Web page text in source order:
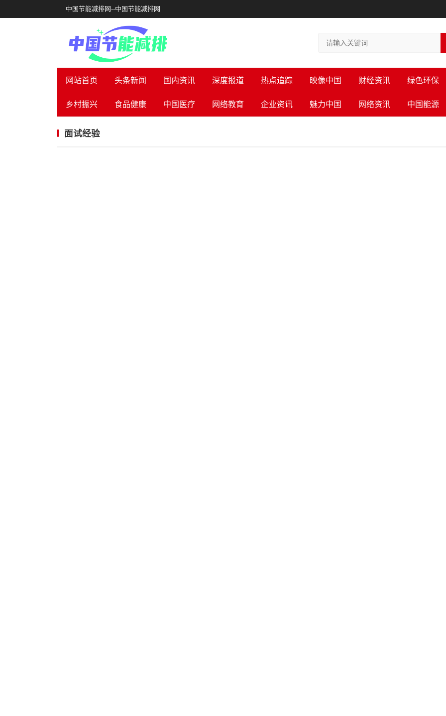
中国节能减排网--中国节能减排网
网站首页 头条新闻 国内资讯 深度报道 热点追踪 映像中国 财经资讯 绿色环保
乡村振兴 食品健康 中国医疗 网络教育 企业资讯 魅力中国 网络资讯 中国能源
面试经验